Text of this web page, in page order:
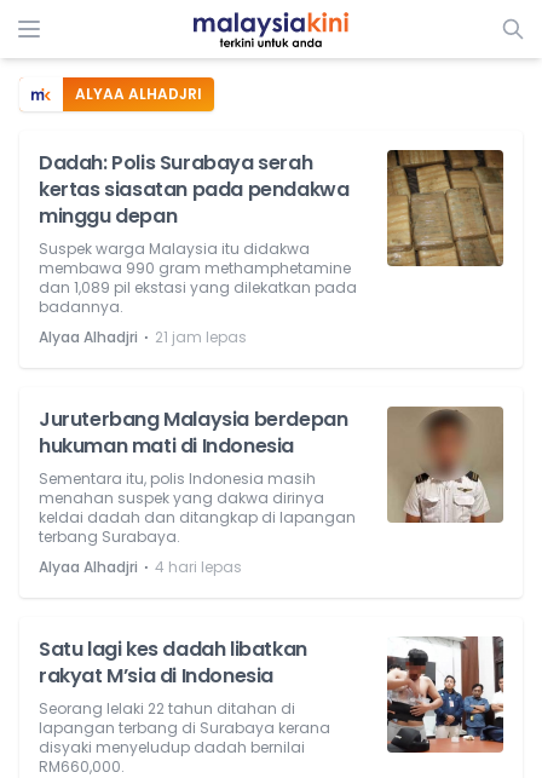
ALYAA ALHADJRI
Dadah: Polis Surabaya serah
kertas siasatan pada pendakwa
minggu depan
Suspek warga Malaysia itu didakwa
membawa 990 gram methamphetamine
dan 1,089 pil ekstasi yang dilekatkan pada
badannya.
Alyaa Alhadjri ⋅ 21 jam lepas
Juruterbang Malaysia berdepan
hukuman mati di Indonesia
Sementara itu, polis Indonesia masih
menahan suspek yang dakwa dirinya
keldai dadah dan ditangkap di lapangan
terbang Surabaya.
Alyaa Alhadjri ⋅ 4 hari lepas
Satu lagi kes dadah libatkan
rakyat M’sia di Indonesia
Seorang lelaki 22 tahun ditahan di
lapangan terbang di Surabaya kerana
disyaki menyeludup dadah bernilai
RM660,000.